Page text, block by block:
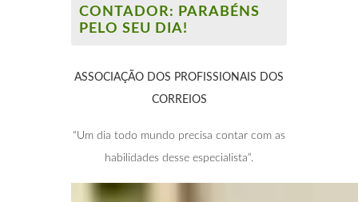
CONTADOR: PARABÉNS
PELO SEU DIA!
ASSOCIAÇÃO DOS PROFISSIONAIS DOS
CORREIOS
“Um dia todo mundo precisa contar com as
habilidades desse especialista”.